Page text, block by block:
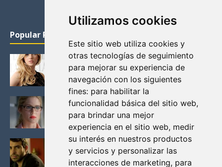
Utilizamos cookies
Este sitio web utiliza cookies y
otras tecnologías de seguimiento
para mejorar su experiencia de
navegación con los siguientes
fines: para habilitar la
funcionalidad básica del sitio web,
para brindar una mejor
experiencia en el sitio web, medir
su interés en nuestros productos
y servicios y personalizar las
interacciones de marketing, para
Popular Posts
KATHERYN WINNICK: LA ACTRIZ MAS GUAPA DE
VIKINGOS
Junio 14, 2013
FELICITY (EMILY BETT RICKARDS), LAS FOTOS
MAS BONITAS DE LA ALIADA DE ARROW
Noviembre 30, 2013
BLACK MIRROR: TODA TU HISTORIA. EPISODIO 3.
LA CRITICA
Mayo 17, 2012